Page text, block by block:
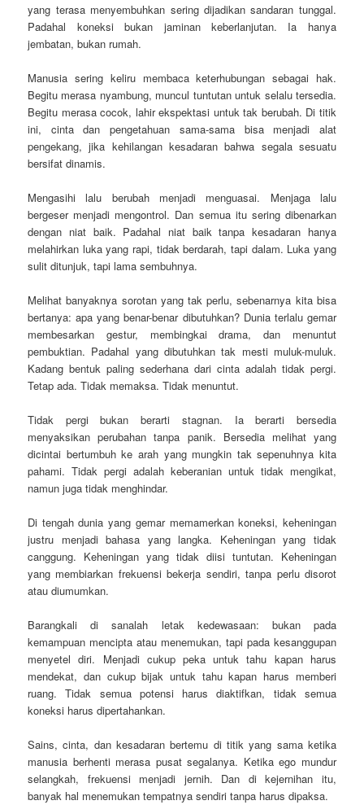
yang terasa menyembuhkan sering dijadikan sandaran tunggal.
Padahal koneksi bukan jaminan keberlanjutan. Ia hanya
jembatan, bukan rumah.
Manusia sering keliru membaca keterhubungan sebagai hak.
Begitu merasa nyambung, muncul tuntutan untuk selalu tersedia.
Begitu merasa cocok, lahir ekspektasi untuk tak berubah. Di titik
ini, cinta dan pengetahuan sama-sama bisa menjadi alat
pengekang, jika kehilangan kesadaran bahwa segala sesuatu
bersifat dinamis.
Mengasihi lalu berubah menjadi menguasai. Menjaga lalu
bergeser menjadi mengontrol. Dan semua itu sering dibenarkan
dengan niat baik. Padahal niat baik tanpa kesadaran hanya
melahirkan luka yang rapi, tidak berdarah, tapi dalam. Luka yang
sulit ditunjuk, tapi lama sembuhnya.
Melihat banyaknya sorotan yang tak perlu, sebenarnya kita bisa
bertanya: apa yang benar-benar dibutuhkan? Dunia terlalu gemar
membesarkan gestur, membingkai drama, dan menuntut
pembuktian. Padahal yang dibutuhkan tak mesti muluk-muluk.
Kadang bentuk paling sederhana dari cinta adalah tidak pergi.
Tetap ada. Tidak memaksa. Tidak menuntut.
Tidak pergi bukan berarti stagnan. Ia berarti bersedia
menyaksikan perubahan tanpa panik. Bersedia melihat yang
dicintai bertumbuh ke arah yang mungkin tak sepenuhnya kita
pahami. Tidak pergi adalah keberanian untuk tidak mengikat,
namun juga tidak menghindar.
Di tengah dunia yang gemar memamerkan koneksi, keheningan
justru menjadi bahasa yang langka. Keheningan yang tidak
canggung. Keheningan yang tidak diisi tuntutan. Keheningan
yang membiarkan frekuensi bekerja sendiri, tanpa perlu disorot
atau diumumkan.
Barangkali di sanalah letak kedewasaan: bukan pada
kemampuan mencipta atau menemukan, tapi pada kesanggupan
menyetel diri. Menjadi cukup peka untuk tahu kapan harus
mendekat, dan cukup bijak untuk tahu kapan harus memberi
ruang. Tidak semua potensi harus diaktifkan, tidak semua
koneksi harus dipertahankan.
Sains, cinta, dan kesadaran bertemu di titik yang sama ketika
manusia berhenti merasa pusat segalanya. Ketika ego mundur
selangkah, frekuensi menjadi jernih. Dan di kejernihan itu,
banyak hal menemukan tempatnya sendiri tanpa harus dipaksa.